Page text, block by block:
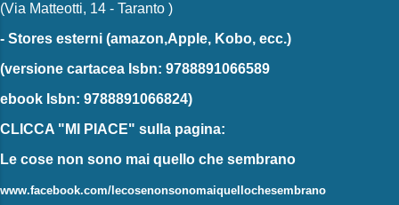
(Via Matteotti, 14 - Taranto )
- Stores esterni (amazon,Apple, Kobo, ecc.)
(versione cartacea Isbn: 9788891066589
ebook Isbn: 9788891066824)
CLICCA "MI PIACE" sulla pagina:
Le cose non sono mai quello che sembrano
www.facebook.com/lecosenonsonomaiquellochesembrano